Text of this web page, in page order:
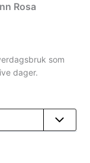
Rosa
som
dager.